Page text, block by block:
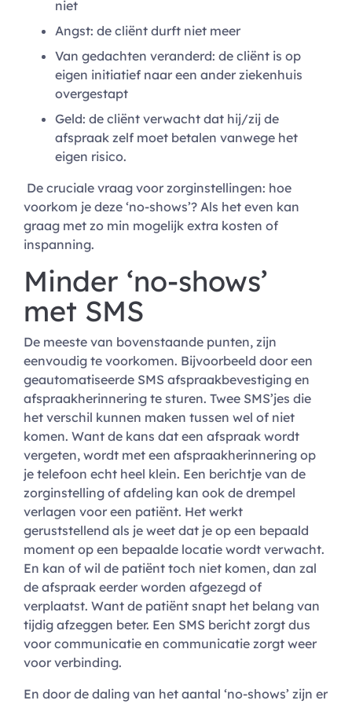
niet
Angst: de cliënt durft niet meer
Van gedachten veranderd: de cliënt is op
eigen initiatief naar een ander ziekenhuis
overgestapt
Geld: de cliënt verwacht dat hij/zij de
afspraak zelf moet betalen vanwege het
eigen risico.
De cruciale vraag voor zorginstellingen: hoe
voorkom je deze ‘no-shows’? Als het even kan
graag met zo min mogelijk extra kosten of
inspanning.
Minder ‘no-shows’
met SMS
De meeste van bovenstaande punten, zijn
eenvoudig te voorkomen. Bijvoorbeeld door een
geautomatiseerde SMS afspraakbevestiging en
afspraakherinnering te sturen. Twee SMS’jes die
het verschil kunnen maken tussen wel of niet
komen. Want de kans dat een afspraak wordt
vergeten, wordt met een afspraakherinnering op
je telefoon echt heel klein. Een berichtje van de
zorginstelling of afdeling kan ook de drempel
verlagen voor een patiënt. Het werkt
geruststellend als je weet dat je op een bepaald
moment op een bepaalde locatie wordt verwacht.
En kan of wil de patiënt toch niet komen, dan zal
de afspraak eerder worden afgezegd of
verplaatst. Want de patiënt snapt het belang van
tijdig afzeggen beter. Een SMS bericht zorgt dus
voor communicatie en communicatie zorgt weer
voor verbinding.
En door de daling van het aantal ‘no-shows’ zijn er